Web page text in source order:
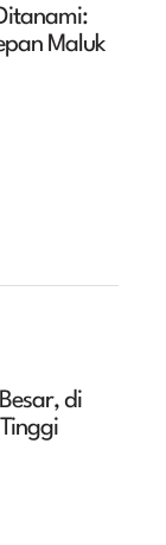
Maluk
di